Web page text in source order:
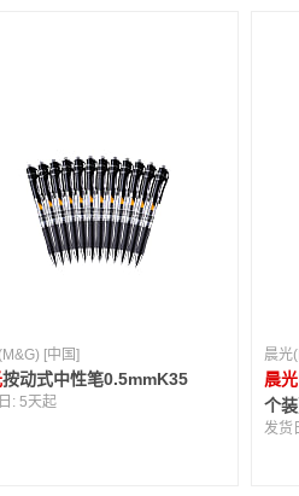
[中国]
按动式中性笔0.5mmK35
:5天起
晨光
晨光
个装
发货